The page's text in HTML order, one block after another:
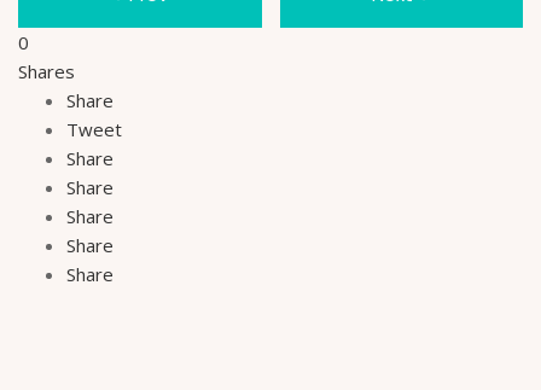
0
Shares
Share
Tweet
Share
Share
Share
Share
Share